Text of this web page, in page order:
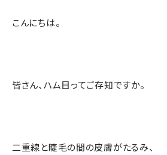
こんにちは。
皆さん、ハム目ってご存知ですか。
二重線と睫毛の間の皮膚がたるみ、